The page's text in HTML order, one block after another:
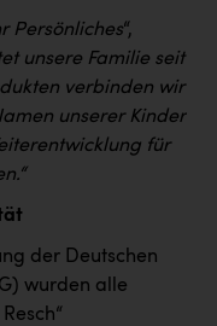
Persönliches“,
unsere Familie seit
verbinden wir
unserer Kinder
für
der Deutschen
wurden alle